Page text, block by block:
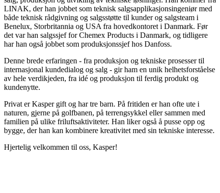
LINAK, der han jobbet som teknisk salgsapplikasjonsingeniør med
både teknisk rådgivning og salgsstøtte til kunder og salgsteam i
Benelux, Storbritannia og USA fra hovedkontoret i Danmark. Før
det var han salgssjef for Chemex Products i Danmark, og tidligere
har han også jobbet som produksjonssjef hos Danfoss.
Denne brede erfaringen - fra produksjon og tekniske prosesser til
internasjonal kundedialog og salg - gir ham en unik helhetsforståelse
av hele verdikjeden, fra idé og produksjon til ferdig produkt og
kundenytte.
Privat er Kasper gift og har tre barn. På fritiden er han ofte ute i
naturen, gjerne på golfbanen, på terrengsykkel eller sammen med
familien på ulike friluftsaktiviteter. Han liker også å pusse opp og
bygge, der han kan kombinere kreativitet med sin tekniske interesse.
Hjertelig velkommen til oss, Kasper!